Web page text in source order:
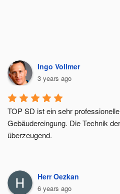
Ingo Vollmer
3 years ago
TOP SD ist ein sehr
Gebäudereingung. Die Technik
überzeugend.
Herr Oezkan
6 years ago